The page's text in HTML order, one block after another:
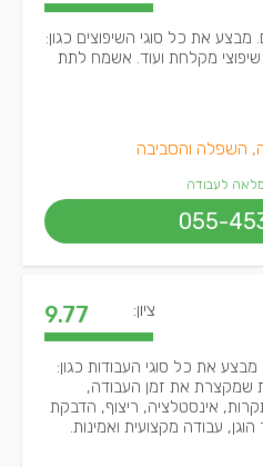
מבצע את כל סוגי השיפוצים כגון:
שיפוצי מקלחת ועוד. אשמח לתת
השפלה והסביבה
מלאה לעבודה
055-
ציון: 9.77
מבצע את כל סוגי העבודות כגון:
שמקצרת את זמן העבודה,
אינסטלציה, ריצוף, הדבקת
עבודה מקצועית ואמינות.